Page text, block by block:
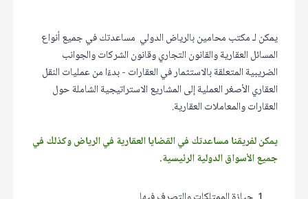
يمكن لـ مكتب محامين بالرياض الدولي مساعدتك في جميع أنواع
المسائل العقارية والقانون التجاري وقانون الشركات والجوانب
الضريبية المتعلقة بالاستثمار في العقارات - بدءًا من عمليات النقل
العقاري الأصغر العملية إلى المشاريع الاستراتيجية الشاملة حول
العقارات والمعاملات العقارية.
يمكن لفريقنا مساعدتك في القضايا العقارية في الرياض وكذلك في
جميع الأسواق الدولية الرئيسية.